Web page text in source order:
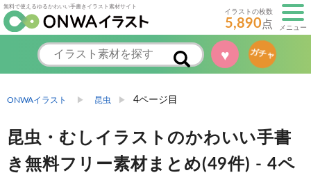
無料で使えるゆるかわいい手書きイラスト素材サイト
イラストの枚数
5,890点 メニュー
♥ ガチャ
ONWAイラスト 昆虫 4ページ目
昆虫・むしイラストのかわいい手書
き無料フリー素材まとめ(49件) - 4ペ